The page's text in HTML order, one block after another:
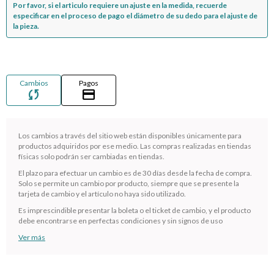
Por favor, si el articulo requiere un ajuste en la medida, recuerde
especificar en el proceso de pago el diámetro de su dedo para el ajuste de
la pieza.
Cambios
sync
Pagos
credit_card
Los cambios a través del sitio web están disponibles únicamente para
productos adquiridos por ese medio. Las compras realizadas en tiendas
físicas solo podrán ser cambiadas en tiendas.
El plazo para efectuar un cambio es de 30 días desde la fecha de compra.
Solo se permite un cambio por producto, siempre que se presente la
tarjeta de cambio y el artículo no haya sido utilizado.
Es imprescindible presentar la boleta o el ticket de cambio, y el producto
debe encontrarse en perfectas condiciones y sin signos de uso
Ver más
Comprá ahora y Pagá
Después, hasta en 12
cuotas y sin tocar tu
¡Sumate a la forma más ágil de comprar!
Comprá en 3 cuotas sin recargo o hasta en 12
cuotas * ¡Solo con tu cédula!
* sujeto aprobación crediticia.
Verifica si estás calificado para comprar con Pago
Después:
Cédula de identidad
Estás calificado para comprar usando Pago
Después.
Ups!